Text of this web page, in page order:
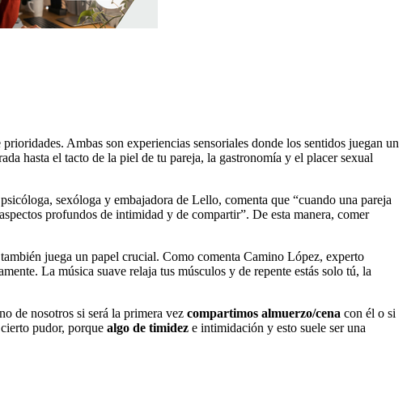
Ambas son experiencias sensoriales donde los sentidos juegan un
hasta el tacto de la piel de tu pareja, la gastronomía y el placer sexual
sexóloga y embajadora de Lello, comenta que “cuando una pareja
profundos de intimidad y de compartir”. De esta manera, comer
juega un papel crucial. Como comenta Camino López, experto
La música suave relaja tus músculos y de repente estás solo tú, la
de nosotros si será la primera vez compartimos almuerzo/cena con él o si
pudor, porque algo de timidez e intimidación y esto suele ser una